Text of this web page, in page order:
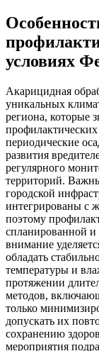
условиях
Акарицидная
уникальных
региона, которые
периодические
развития
регулярного
территорий.
городской
интегрированы с
поэтому
спланированной и
внимание
обладать
температуры и
протяжении
методов,
только
допускать их
сохранению
мероприятия